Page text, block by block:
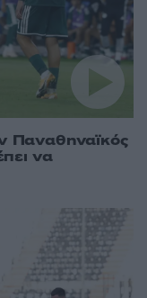
Παναθηναϊκός
να